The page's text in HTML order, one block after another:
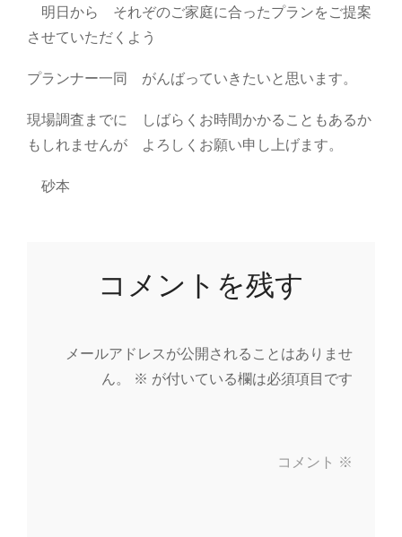
明日から それぞのご家庭に合ったプランをご提案
させていただくよう
プランナー一同 がんばっていきたいと思います。
現場調査までに しばらくお時間かかることもあるか
もしれませんが よろしくお願い申し上げます。
砂本
コメントを残す
メールアドレスが公開されることはありませ
ん。
※ が付いている欄は必須項目です
コメント ※